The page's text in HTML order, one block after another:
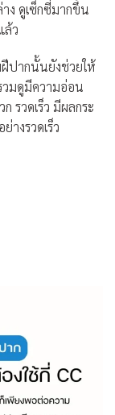
ง ดูเซ็กซี่มากขึ้น
ล้ว
ปากนั้นยังช่วยให้
วมดูมีความอ่อน
รวดเร็ว มีผลกระ
งรวดเร็ว